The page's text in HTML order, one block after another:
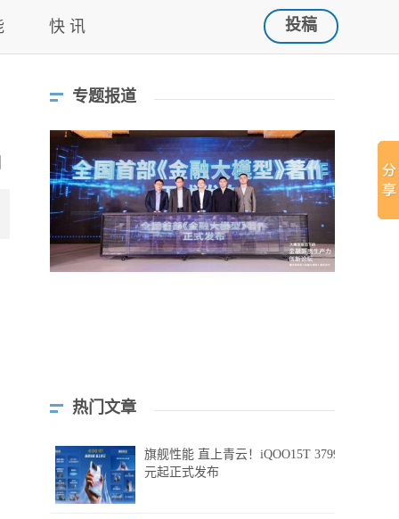
快 讯 投稿
专题报道
热门文章
旗舰性能 直上青云！iQOO15T 3799
元起正式发布